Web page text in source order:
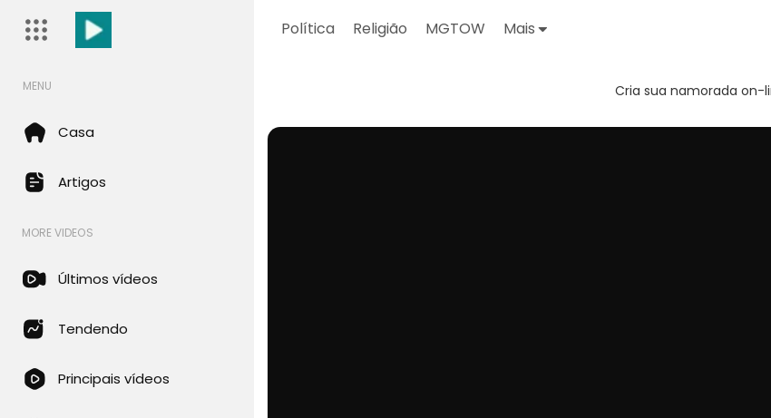
Política Religião MGTOW Mais
MENU
Casa
Artigos
MORE VIDEOS
Últimos vídeos
Tendendo
Principais vídeos
Cria sua namorada on-